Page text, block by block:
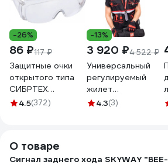
-26%
86 ₽117 ₽
Защитные очки
открытого типа
СИБРТЕХ
прозрачные,
защита 89155
4.5(372)
-13%
3 920 ₽4 522 ₽
Универсальный
регулируемый
жилет
монтажника
4.3(3)
О товаре
Сигнал заднего хода SKYWAY